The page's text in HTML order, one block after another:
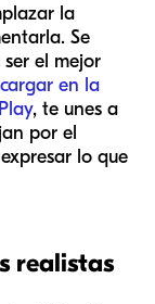
la
Se
el mejor
en la
, te unes a
por el
lo que
realistas